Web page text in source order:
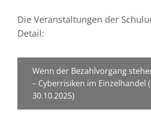
Die Veranstaltungen der
Detail:
Wenn der Bezahlvorgang
– Cyberrisiken im Einzelhandel
30.10.2025)